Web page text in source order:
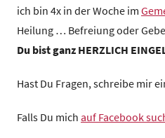
ich bin 4x in der Woche im
Heilung … Befreiung oder
Du bist ganz HERZLICH
Hast Du Fragen, schreibe mir
Falls Du mich auf Facebook